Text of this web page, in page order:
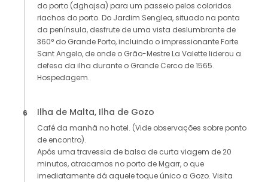
do porto (dghajsa) para um passeio pelos coloridos
riachos do porto. Do Jardim Senglea, situado na ponta
da península, desfrute de uma vista deslumbrante de
360° do Grande Porto, incluindo o impressionante Forte
Sant Angelo, de onde o Grão-Mestre La Valette liderou a
defesa da ilha durante o Grande Cerco de 1565.
Hospedagem.
6 Ilha de Malta, Ilha de Gozo
Café da manhã no hotel. (Vide observações sobre ponto
de encontro).
Após uma travessia de balsa de curta viagem de 20
minutos, atracamos no porto de Mgarr, o que
imediatamente dá aquele toque único a Gozo. Visita